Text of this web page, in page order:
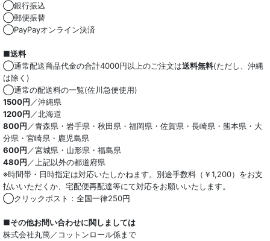
◯銀行振込
◯郵便振替
◯PayPayオンライン決済
■送料
◯通常配送商品代金の合計4000円以上のご注文は送料無料(ただし、沖縄
は除く)
◯通常の配送料の一覧(佐川急便使用)
1500円 ／沖縄県
1200円 ／北海道
800円 ／青森県・岩手県・秋田県・福岡県・佐賀県・長崎県・熊本県・大
分県・宮崎県・鹿児島県
600円 ／宮城県・山形県・福島県
480円 ／上記以外の都道府県
※時間帯・日時指定は対応いたしかねます。別途手数料（￥1,200）をお支
払いいただくか、宅配便再配達等にて対応をお願いいたします。
◯クリックポスト：全国一律250円
■その他お問い合わせに関しましては
株式会社丸萬／コットンロール係まで